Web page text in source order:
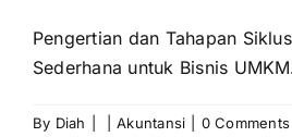
Pengertian dan Tahapan
Sederhana untuk Bisnis
By Diah Akuntansi
0 Comments